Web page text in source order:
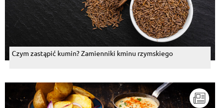
Czym zastąpić kumin? Zamienniki kminu rzymskiego